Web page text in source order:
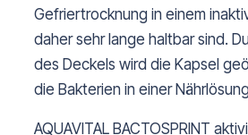
Gefriertrocknung in einem
daher sehr lange haltbar sind.
des Deckels wird die Kapsel
die Bakterien in einer
AQUAVITAL BACTOSPRINT